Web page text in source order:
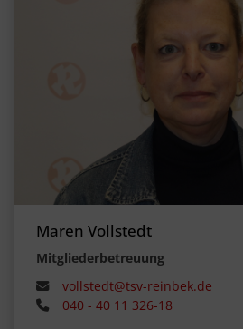
Maren Vollstedt
Mitgliederbetreuung
vollstedt@tsv-reinbek.de
040 - 40 11 326-18